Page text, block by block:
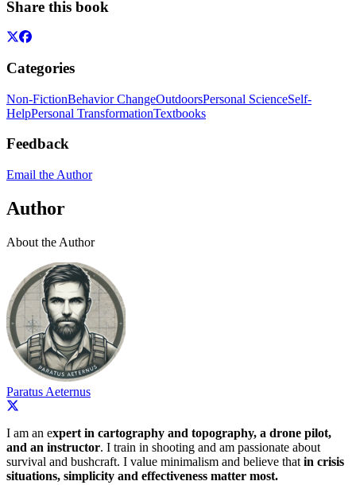
Share this book
Categories
Non-FictionBehavior ChangeOutdoorsPersonal ScienceSelf-
HelpPersonal TransformationTextbooks
Feedback
Email the Author
Author
About the Author
Paratus Aeternus
I am an expert in cartography and topography, a drone pilot,
and an instructor. I train in shooting and am passionate about
survival and bushcraft. I value minimalism and believe that in crisis
situations, simplicity and effectiveness matter most.